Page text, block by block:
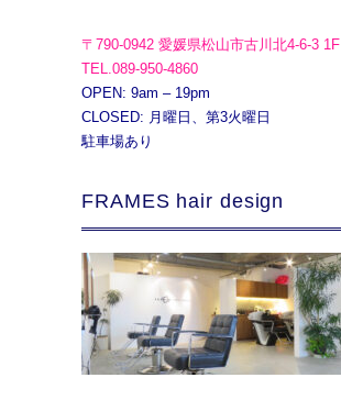
〒790-0942 愛媛県松山市古川北4-6-3 1F
TEL.089-950-4860
OPEN: 9am – 19pm
CLOSED: 月曜日、第3火曜日
駐車場あり
FRAMES hair design